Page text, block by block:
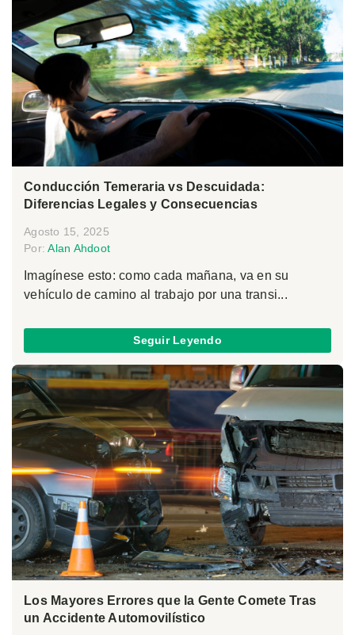
Conducción Temeraria vs Descuidada:
Diferencias Legales y Consecuencias
Agosto 15, 2025
Por:Alan Ahdoot
Imagínese esto: como cada mañana, va en su
vehículo de camino al trabajo por una transi...
Seguir Leyendo
Los Mayores Errores que la Gente Comete Tras
un Accidente Automovilístico